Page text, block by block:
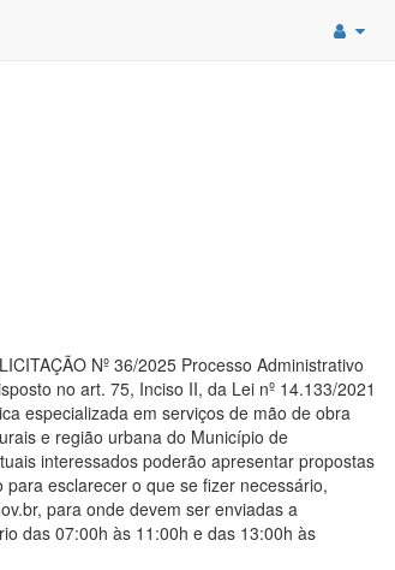
Nº 36/2025 Processo Administrativo
no art. 75, Inciso II, da Lei nº 14.133/2021
especializada em serviços de mão de obra
e região urbana do Município de
interessados poderão apresentar propostas
esclarecer o que se fizer necessário,
para onde devem ser enviadas a
das 07:00h às 11:00h e das 13:00h às